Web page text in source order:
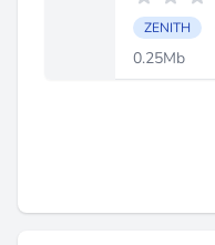
ZENITH
0.25Mb